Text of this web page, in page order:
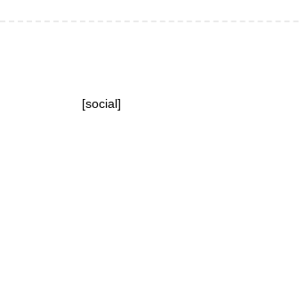
[social]